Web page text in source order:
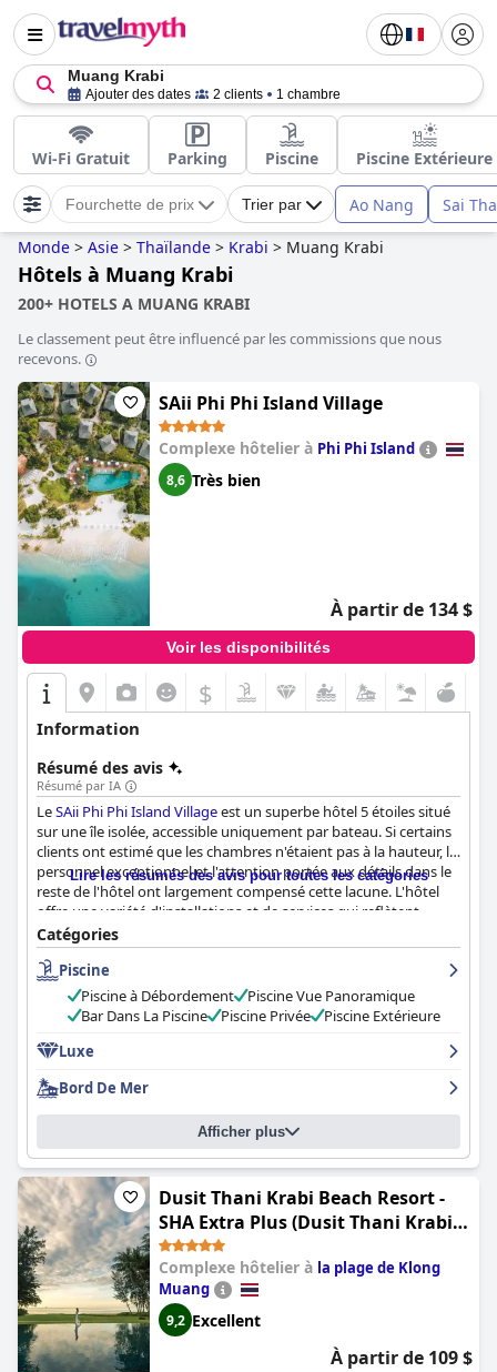
Muang Krabi
Ajouter des dates 2 clients 1 chambre
Wi-Fi Gratuit Parking Piscine Piscine Extérieure
Fourchette de prix Trier par Ao Nang Sai
Monde > Asie > Thaïlande > Krabi > Muang Krabi
Hôtels à Muang Krabi
200+ HOTELS A MUANG KRABI
Le classement peut être influencé par les commissions que nous
recevons.
SAii Phi Phi Island Village
Complexe hôtelier à Phi Phi Island
8,6 Très bien
À partir de 134 $
Voir les disponibilités
$
Information
Résumé des avis
Résumé par IA
LeSAii Phi Phi Island Villageest un superbe hôtel 5 étoiles situé
sur une île isolée, accessible uniquement par bateau. Si certains
clients ont estimé que les chambres n'étaient pas à la hauteur, le
personnel exceptionnel et l'attention portée aux détails dans le
reste de l'hôtel ont largement compensé cette lacune. L'hôtel
offre une variété d'installations et de services qui reflètent
vraiment une qualité 5 étoiles, y compris des vues magnifiques,
une plage immaculée et une gamme d'activités telles que la
plongée avec tuba et le kayak. Les seuls points à améliorer sont
les prix élevés des restaurants et le manque d'assistance lors du
départ de l'île. Dans l'ensemble, leSAii Phi Phi Island Villageest
recherchent une escapade luxueuse.
Lire les résumés des avis pour toutes les catégories
Catégories
Piscine
Piscine à Débordement
Piscine Vue Panoramique
Bar Dans La Piscine
Piscine Privée
Piscine Extérieure
Luxe
Bord De Mer
Afficher plus
Dusit Thani Krabi Beach Resort -
SHA Extra Plus (Dusit Thani Krabi
Beach Resort)
Complexe hôtelier à la plage de Klong
Muang
9,2 Excellent
À partir de 109 $